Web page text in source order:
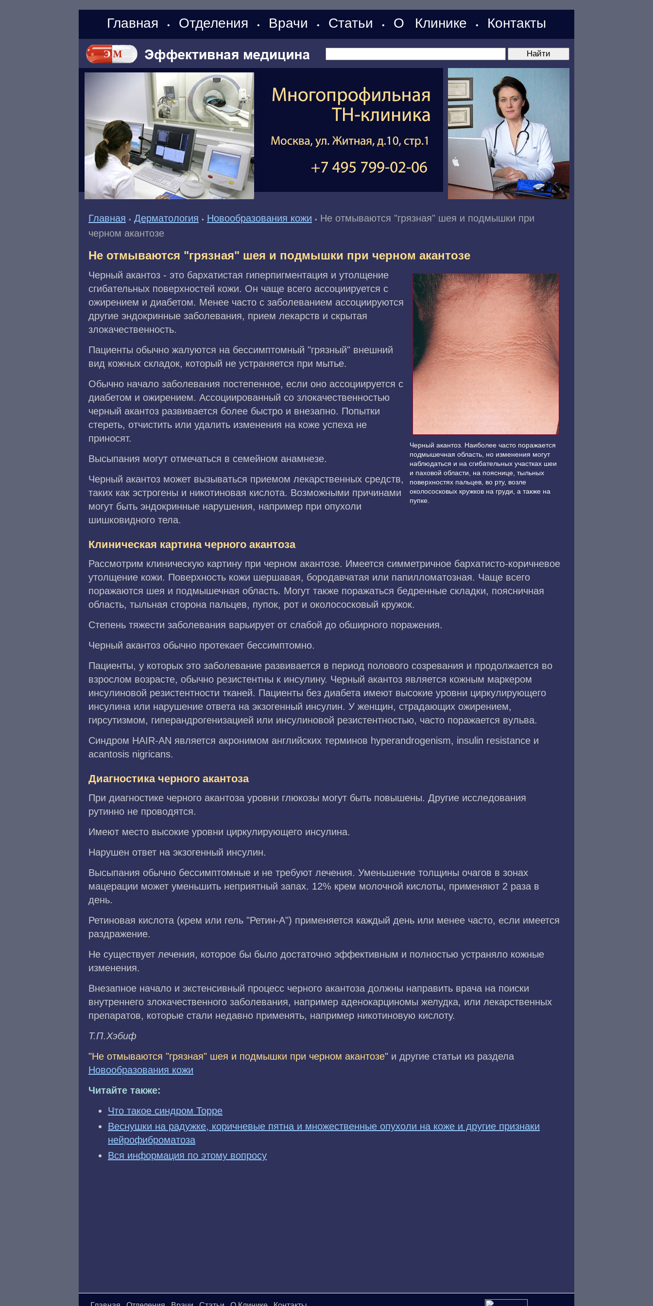
Главная • Отделения • Врачи • Статьи • О Клинике • Контакты
Главная • Дерматология • Новообразования кожи • Не отмываются "грязная" шея и подмышки при
черном акантозе
Не отмываются "грязная" шея и подмышки при черном акантозе
Черный акантоз. Наиболее часто поражается
подмышечная область, но изменения могут
наблюдаться и на сгибательных участках шеи
и паховой области, на пояснице, тыльных
поверхностях пальцев, во рту, возле
околососковых кружков на груди, а также на
пупке.
Черный акантоз - это бархатистая гиперпигментация и утолщение
сгибательных поверхностей кожи. Он чаще всего ассоциируется с
ожирением и диабетом. Менее часто с заболеванием ассоциируются
другие эндокринные заболевания, прием лекарств и скрытая
злокачественность.
Пациенты обычно жалуются на бессимптомный "грязный" внешний
вид кожных складок, который не устраняется при мытье.
Обычно начало заболевания постепенное, если оно ассоциируется с
диабетом и ожирением. Ассоциированный со злокачественностью
черный акантоз развивается более быстро и внезапно. Попытки
стереть, отчистить или удалить изменения на коже успеха не
приносят.
Высыпания могут отмечаться в семейном анамнезе.
Черный акантоз может вызываться приемом лекарственных средств,
таких как эстрогены и никотиновая кислота. Возможными причинами
могут быть эндокринные нарушения, например при опухоли
шишковидного тела.
Клиническая картина черного акантоза
Рассмотрим клиническую картину при черном акантозе. Имеется симметричное бархатисто-коричневое
утолщение кожи. Поверхность кожи шершавая, бородавчатая или папилломатозная. Чаще всего
поражаются шея и подмышечная область. Могут также поражаться бедренные складки, поясничная
область, тыльная сторона пальцев, пупок, рот и околососковый кружок.
Степень тяжести заболевания варьирует от слабой до обширного поражения.
Черный акантоз обычно протекает бессимптомно.
Пациенты, у которых это заболевание развивается в период полового созревания и продолжается во
взрослом возрасте, обычно резистентны к инсулину. Черный акантоз является кожным маркером
инсулиновой резистентности тканей. Пациенты без диабета имеют высокие уровни циркулирующего
инсулина или нарушение ответа на экзогенный инсулин. У женщин, страдающих ожирением,
гирсутизмом, гиперандрогенизацией или инсулиновой резистентностью, часто поражается вульва.
Синдром HAIR-AN является акронимом английских терминов hyperandrogenism, insulin resistance и
acantosis nigricans.
Диагностика черного акантоза
При диагностике черного акантоза уровни глюкозы могут быть повышены. Другие исследования
рутинно не проводятся.
Имеют место высокие уровни циркулирующего инсулина.
Нарушен ответ на экзогенный инсулин.
Высыпания обычно бессимптомные и не требуют лечения. Уменьшение толщины очагов в зонах
мацерации может уменьшить неприятный запах. 12% крем молочной кислоты, применяют 2 раза в
день.
Ретиновая кислота (крем или гель "Ретин-А") применяется каждый день или менее часто, если имеется
раздражение.
Не существует лечения, которое бы было достаточно эффективным и полностью устраняло кожные
изменения.
Внезапное начало и экстенсивный процесс черного акантоза должны направить врача на поиски
внутреннего злокачественного заболевания, например аденокарциномы желудка, или лекарственных
препаратов, которые стали недавно применять, например никотиновую кислоту.
Т.П.Xэбиф
"Не отмываются "грязная" шея и подмышки при черном акантозе" и другие статьи из раздела
Новообразования кожи
Читайте также:
Что такое синдром Торре
Веснушки на радужке, коричневые пятна и множественные опухоли на коже и другие признаки
нейрофиброматоза
Вся информация по этому вопросу